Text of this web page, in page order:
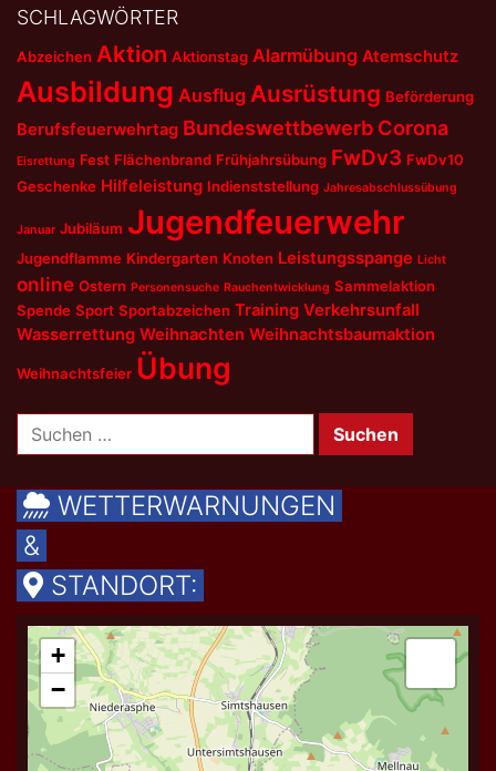
SCHLAGWÖRTER
Abzeichen Aktion Aktionstag Alarmübung Atemschutz
Ausbildung Ausflug Ausrüstung Beförderung
Berufsfeuerwehrtag Bundeswettbewerb Corona
Eisrettung Fest Flächenbrand Frühjahrsübung FwDv3 FwDv10
Geschenke Hilfeleistung Indienststellung Jahresabschlussübung
Januar Jubiläum Jugendfeuerwehr
Jugendflamme Kindergarten Knoten Leistungsspange Licht
online Ostern Personensuche Rauchentwicklung Sammelaktion
Spende Sport Sportabzeichen Training Verkehrsunfall
Wasserrettung Weihnachten Weihnachtsbaumaktion
Weihnachtsfeier Übung
nach:
WETTERWARNUNGEN
&
STANDORT: